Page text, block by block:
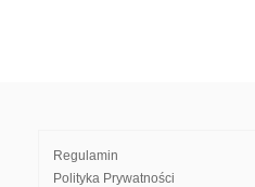
Regulamin
Polityka Prywatności